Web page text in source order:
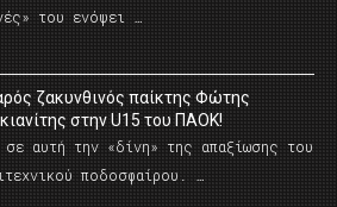
του ενόψει …
ζακυνθινός παίκτης Φώτης
στην U15 του ΠΑΟΚ!
σε αυτή την «δίνη» της απαξίωσης του
ποδοσφαίρου. …